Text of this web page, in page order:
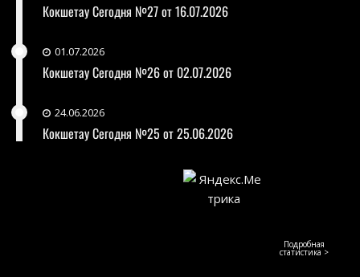
Кокшетау Сегодня №27 от 16.07.2026
01.07.2026
Кокшетау Сегодня №26 от 02.07.2026
24.06.2026
Кокшетау Сегодня №25 от 25.06.2026
Подробная
статистика >